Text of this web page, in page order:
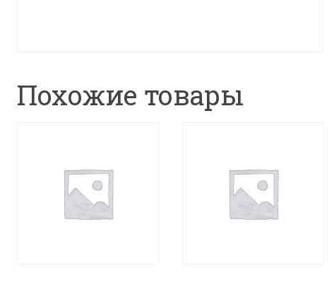
Похожие товары